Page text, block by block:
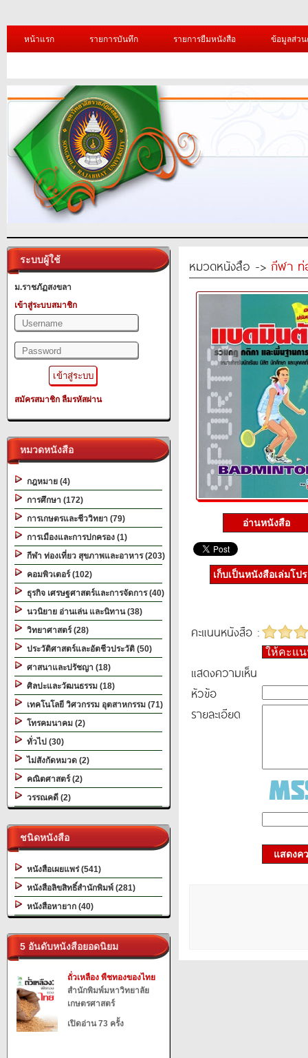
หน้าแรก รายการบันทึก รายการยืมหนังสือ ข้อมูลส่ว
ระบบผู้ใช้
ม.ราชภัฏสงขลา
เข้าสู่ระบบสมาชิก
สมัครสมาชิก ลืมรหัสผ่าน
หมวดหนังสือ
กฎหมาย (4)
การศึกษา (172)
การเกษตรและชีววิทยา (79)
การเมืองและการปกครอง (1)
กีฬา ท่องเที่ยว สุขภาพและอาหาร (203)
คอมพิวเตอร์ (102)
ธุรกิจ เศรษฐศาสตร์และการจัดการ (40)
นวนิยาย อ่านเล่น และนิทาน (38)
วิทยาศาสตร์ (28)
ประวัติศาสตร์และอัตชีวประวัติ (50)
ศาสนาและปรัชญา (18)
ศิลปะและวัฒนธรรม (18)
เทคโนโลยี วิศวกรรม อุตสาหกรรม (71)
โทรคมนาคม (2)
ทั่วไป (30)
ไม่สังกัดหมวด (2)
คณิตศาสตร์ (2)
วรรณคดี (2)
ชนิดหนังสือ
หนังสือเผยแพร่ (541)
หนังสือลิขสิทธิ์สำนักพิมพ์ (281)
หนังสือหายาก (40)
5 อันดับหนังสือยอดนิยม
ถั่วเหลือง พืชทองของไทย
สำนักพิมพ์มหาวิทยาลัย
เกษตรศาสตร์
เปิดอ่าน 73 ครั้ง
หมวดหนังสือ -> กีฬา ท่
อ่านหนังสือ
เก็บเป็นหนังสือเล่มโป
คะแนนหนังสือ :
ให้คะแ
แสดงความเห็น
หัวข้อ
รายละเอียด
แสดงค